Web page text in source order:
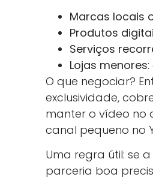
Marcas locais
Produtos
Serviços
Lojas menores
O que negociar?
exclusividade,
manter o vídeo no
canal pequeno no
Uma regra útil: se
parceria boa